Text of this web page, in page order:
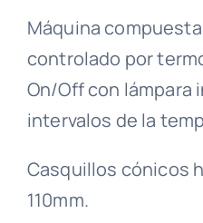
Máquina
controlado por
On/Off con lámpara
intervalos de la
Casquillos cónicos
110mm.